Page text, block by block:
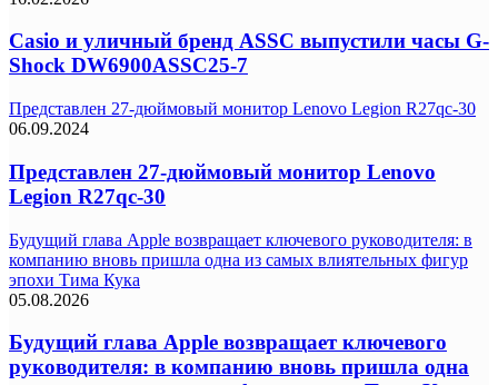
Casio и уличный бренд ASSC выпустили часы G-
Shock DW6900ASSC25-7
Представлен 27-дюймовый монитор Lenovo Legion R27qc-30
06.09.2024
Представлен 27-дюймовый монитор Lenovo
Legion R27qc-30
Будущий глава Apple возвращает ключевого руководителя: в
компанию вновь пришла одна из самых влиятельных фигур
эпохи Тима Кука
05.08.2026
Будущий глава Apple возвращает ключевого
руководителя: в компанию вновь пришла одна